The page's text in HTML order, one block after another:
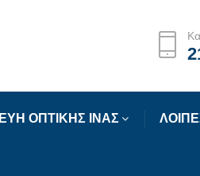
ΟΠΤΙΚΗΣ ΙΝΑΣ